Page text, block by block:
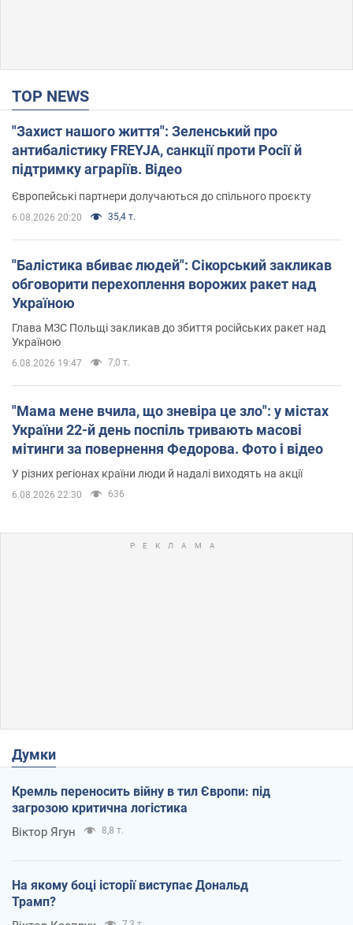
TOP NEWS
"Захист нашого життя": Зеленський про
антибалістику FREYJA, санкції проти Росії й
підтримку аграріїв. Відео
Європейські партнери долучаються до спільного проєкту
6.08.2026 20:20 35,4 т.
"Балістика вбиває людей": Сікорський закликав
обговорити перехоплення ворожих ракет над
Україною
Глава МЗС Польщі закликав до збиття російських ракет над
Україною
6.08.2026 19:47 7,0 т.
"Мама мене вчила, що зневіра це зло": у містах
України 22-й день поспіль тривають масові
мітинги за повернення Федорова. Фото і відео
У різних регіонах країни люди й надалі виходять на акції
6.08.2026 22:30 636
Думки
Кремль переносить війну в тил Європи: під
загрозою критична логістика
Віктор Ягун 8,8 т.
На якому боці історії виступає Дональд
Трамп?